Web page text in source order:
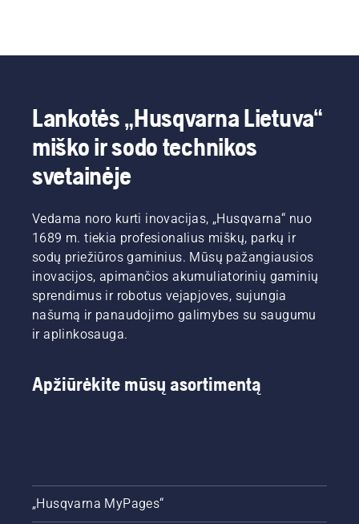
Lankotės „Husqvarna Lietuva“
miško ir sodo technikos
svetainėje
Vedama noro kurti inovacijas, „Husqvarna“ nuo
1689 m. tiekia profesionalius miškų, parkų ir
sodų priežiūros gaminius. Mūsų pažangiausios
inovacijos, apimančios akumuliatorinių gaminių
sprendimus ir robotus vejapjoves, sujungia
našumą ir panaudojimo galimybes su saugumu
ir aplinkosauga.
Apžiūrėkite mūsų asortimentą
„Husqvarna MyPages“